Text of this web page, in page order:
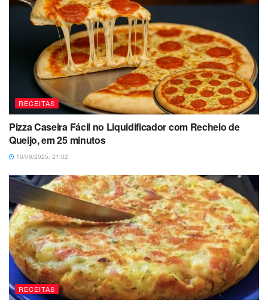
RECEITAS
Pizza Caseira Fácil no Liquidificador com Recheio de
Queijo, em 25 minutos
10/09/2025, 21:02
RECEITAS